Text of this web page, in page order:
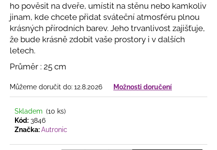
ho pověsit na dveře, umístit na stěnu nebo kamkoliv
jinam, kde chcete přidat sváteční atmosféru plnou
krásných přírodních barev. Jeho trvanlivost zajišťuje,
že bude krásně zdobit vaše prostory i v dalších
letech.
Průměr : 25 cm
Můžeme doručit do: 12.8.2026 Možnosti doručení
Skladem (10 ks)
Kód: 3846
Značka:Autronic
D
o
p
o
r
u
č
u
j
m
e